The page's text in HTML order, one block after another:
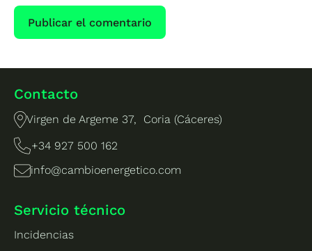
Contacto
Virgen de Argeme 37, Coria (Cáceres)
+34 927 500 162
info@cambioenergetico.com
Servicio técnico
Incidencias